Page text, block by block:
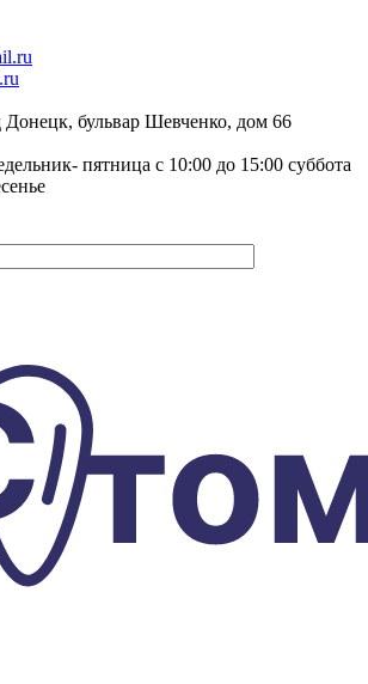
бульвар Шевченко, дом 66
пятница с 10:00 до 15:00 суббота